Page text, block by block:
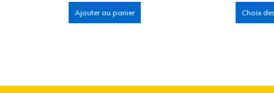
Ajouter au panier Choix